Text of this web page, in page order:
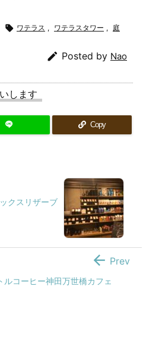
 ワテラス , ワテラスタワー , 庭
 Posted by Nao
します
Copy
クスリザーブ
ルコーヒー神田万世橋カフェ
 Prev